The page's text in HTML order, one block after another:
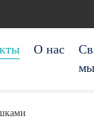
О нас
мы